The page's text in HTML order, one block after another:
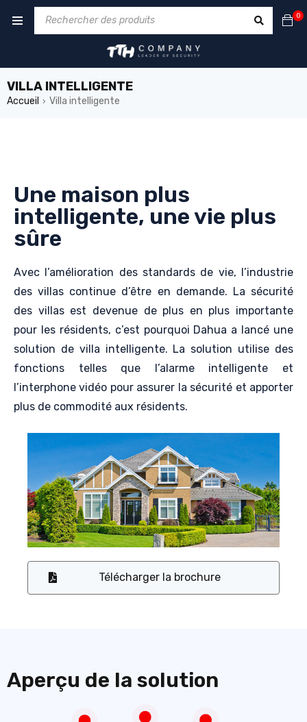
0
VILLA INTELLIGENTE
Accueil › Villa intelligente
Une maison plus
intelligente, une vie plus
sûre
Avec l’amélioration des standards de vie, l’industrie
des villas continue d’être en demande. La sécurité
des villas est devenue de plus en plus importante
pour les résidents, c’est pourquoi Dahua a lancé une
solution de villa intelligente. La solution utilise des
fonctions telles que l’alarme intelligente et
l’interphone vidéo pour assurer la sécurité et apporter
plus de commodité aux résidents.
Télécharger la brochure
Aperçu de la solution